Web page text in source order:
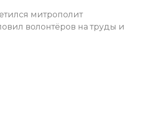
митрополит
волонтёров на труды и